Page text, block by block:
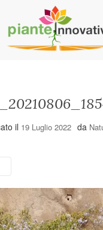
il 19 Luglio 2022 da